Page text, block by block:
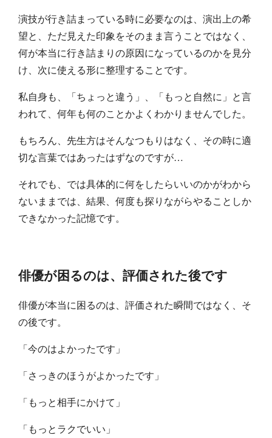
演技が行き詰まっている時に必要なのは、演出上の希
望と、ただ見えた印象をそのまま言うことではなく、
何が本当に行き詰まりの原因になっているのかを見分
け、次に使える形に整理することです。
私自身も、「ちょっと違う」、「もっと自然に」と言
われて、何年も何のことかよくわかりませんでした。
もちろん、先生方はそんなつもりはなく、その時に適
切な言葉ではあったはずなのですが…
それでも、では具体的に何をしたらいいのかがわから
ないままでは、結果、何度も探りながらやることしか
できなかった記憶です。
俳優が困るのは、評価された後です
俳優が本当に困るのは、評価された瞬間ではなく、そ
の後です。
「今のはよかったです」
「さっきのほうがよかったです」
「もっと相手にかけて」
「もっとラクでいい」